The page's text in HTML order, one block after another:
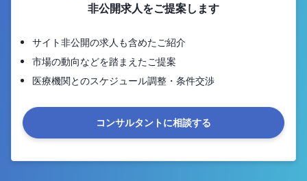
非公開求人をご提案します
サイト非公開の求人も含めたご紹介
市場の動向などを踏まえたご提案
医療機関とのスケジュール調整・条件交渉
コンサルタントに相談する